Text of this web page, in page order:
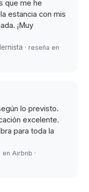
que me he
estancia con mis
¡Muy
· reseña en
lo previsto.
excelente.
para toda la
en Airbnb ·